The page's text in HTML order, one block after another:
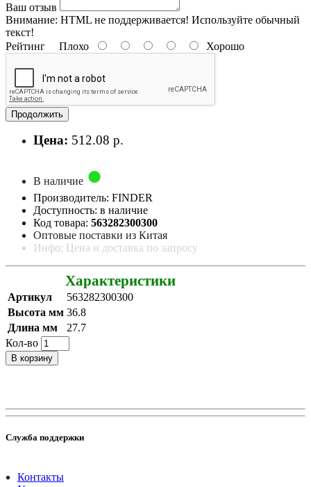
Ваш отзыв
Внимание: HTML не поддерживается! Используйте обычный
текст!
Рейтинг Плохо Хорошо
Продолжить
Цена: 512.08 р.
В наличие
Производитель: FINDER
Доступность: в наличие
Код товара: 563282300300
Оптовые поставки из Китая
Инфо: Цена и доставка по запросу
Характеристики
Артикул
563282300300
Высота мм 36.8
Длина мм
27.7
Кол-во
В корзину
Служба поддержки
Контакты